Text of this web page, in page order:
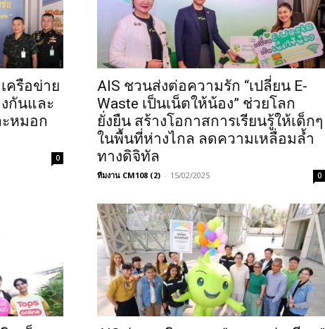
ครือข่าย
กันและ
หมอก
0
AIS ชวนส่งต่อความรัก “เปลี่ยน E-
Waste เป็นเน็ตให้น้อง” ช่วยโลก
ยั่งยืน สร้างโอกาสการเรียนรู้ให้เด็กๆ
ในพื้นที่ห่างไกล ลดความเหลื่อมล้ำ
ทางดิจิทัล
ทีมงาน CM108 (2) - 15/02/2025 0